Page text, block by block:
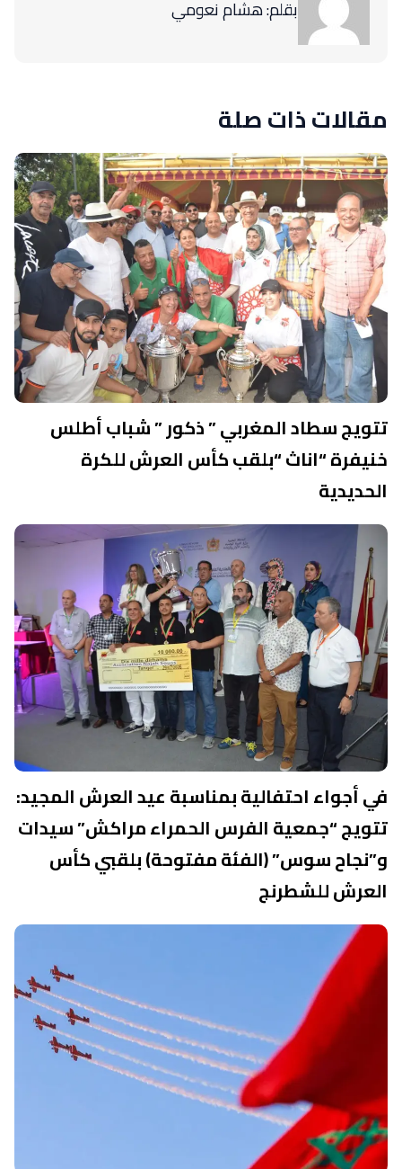
بقلم: هشام نعومي
مقالات ذات صلة
تتويج سطاد المغربي ” ذكور ” شباب أطلس
خنيفرة “اناث “بلقب كأس العرش للكرة
الحديدية
في أجواء احتفالية بمناسبة عيد العرش المجيد:​
تتويج “جمعية الفرس الحمراء مراكش” سيدات
و”نجاح سوس” (الفئة مفتوحة) بلقبي كأس
العرش للشطرنج